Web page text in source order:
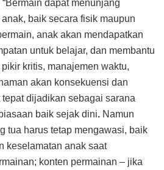
dapat menunjang
baik secara fisik maupun
anak akan mendapatkan
untuk belajar, dan membantu
kritis, manajemen waktu,
akan konsekuensi dan
dijadikan sebagai sarana
baik sejak dini. Namun
tua harus tetap mengawasi, baik
keselamatan anak saat
konten permainan – jika